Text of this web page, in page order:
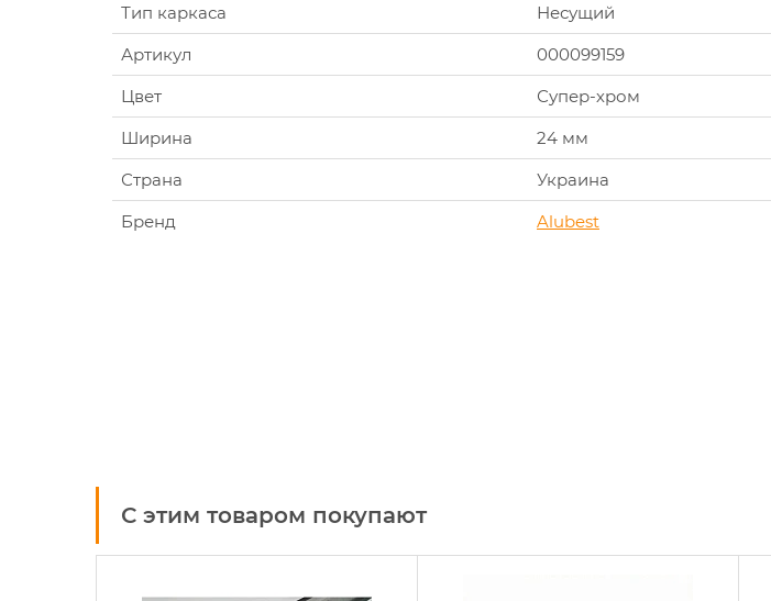
Тип каркаса
Несущий
Артикул
000099159
Цвет
Супер-хром
Ширина
24 мм
Страна
Украина
Бренд
Alubest
С этим товаром покупают